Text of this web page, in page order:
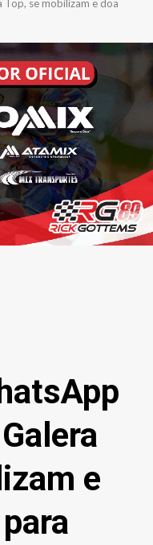
Top, se mobilizam e doa
e